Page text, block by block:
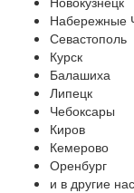
Набережные
Севастополь
Курск
Балашиха
Липецк
Чебоксары
Киров
Кемерово
Оренбург
и в другие